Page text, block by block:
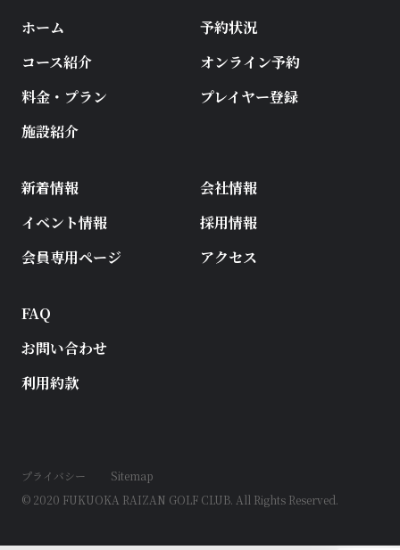
ホーム
コース紹介
料金・プラン
施設紹介
予約状況
オンライン予約
プレイヤー登録
新着情報
イベント情報
会員専用ページ
会社情報
採用情報
アクセス
FAQ
お問い合わせ
利用約款
プライバシー
Sitemap
© 2020 FUKUOKA RAIZAN GOLF CLUB. All Rights Reserved.